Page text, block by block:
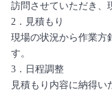
訪問させていただき、
2．見積もり
現場の状況から作業方
す。
3．日程調整
見積もり内容に納得い